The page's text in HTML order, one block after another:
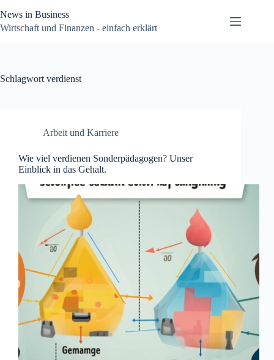
Inhalt
springen
News in Business
Wirtschaft und Finanzen - einfach erklärt
Schlagwort verdienst
Arbeit und Karriere
Wie viel verdienen Sonderpädagogen? Unser
Einblick in das Gehalt.